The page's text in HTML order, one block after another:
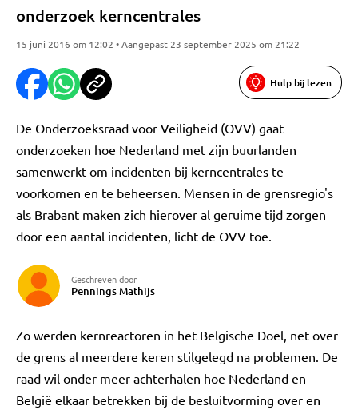
onderzoek kerncentrales
15 juni 2016 om 12:02 • Aangepast 23 september 2025 om 21:22
Hulp bij lezen
De Onderzoeksraad voor Veiligheid (OVV) gaat
onderzoeken hoe Nederland met zijn buurlanden
samenwerkt om incidenten bij kerncentrales te
voorkomen en te beheersen. Mensen in de grensregio's
als Brabant maken zich hierover al geruime tijd zorgen
door een aantal incidenten, licht de OVV toe.
Geschreven door
Pennings Mathijs
Zo werden kernreactoren in het Belgische Doel, net over
de grens al meerdere keren stilgelegd na problemen. De
raad wil onder meer achterhalen hoe Nederland en
België elkaar betrekken bij de besluitvorming over en